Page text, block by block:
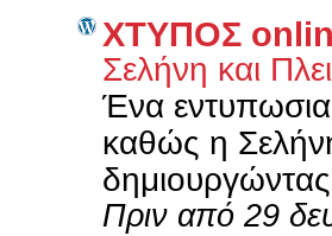
XΤΥΠΟΣ
Σελήνη και
Ένα
καθώς η
δημιουργώντας
Πριν από 29